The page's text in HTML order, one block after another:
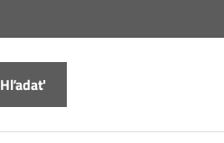
Hľadať